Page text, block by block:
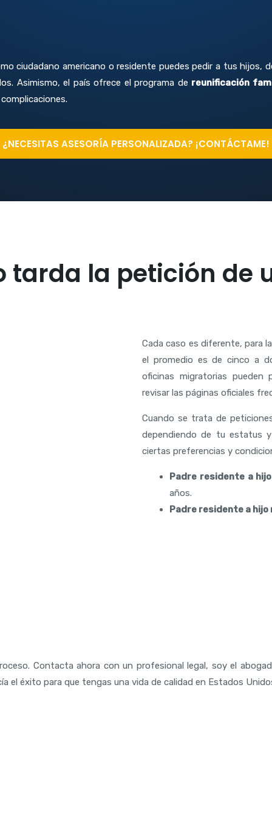
ciudadano americano o residente puedes pedir a tus hijos,
Asimismo, el país ofrece el programa de reunificación
¿NECESITAS ASESORÍA PERSONALIZADA? ¡CONTÁCTAME!
tarda la petición de
Cada caso es diferente, para
el promedio es de cinco a
oficinas migratorias pueden
revisar las páginas oficiales
Cuando se trata de
dependiendo de tu estatus
ciertas preferencias y
Padre residente a
años.
Padre residente a hijo
Contacta ahora con un profesional legal, soy el
el éxito para que tengas una vida de calidad en Estados